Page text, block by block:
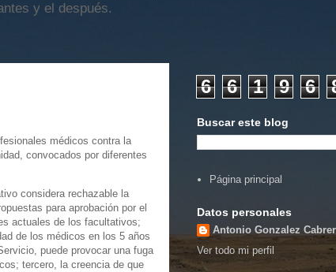
y el después.
médicos contra la
convocados por diferentes
considera rechazable la
para aprobación por el
actuales de los facultativos;
de los médicos en los 5 años
puede provocar una fuga
tercero, la creencia de que
6 6 1 9 6
Buscar este blog
Página principal
Datos personales
Antonio Gonzalez
Ver todo mi perfil